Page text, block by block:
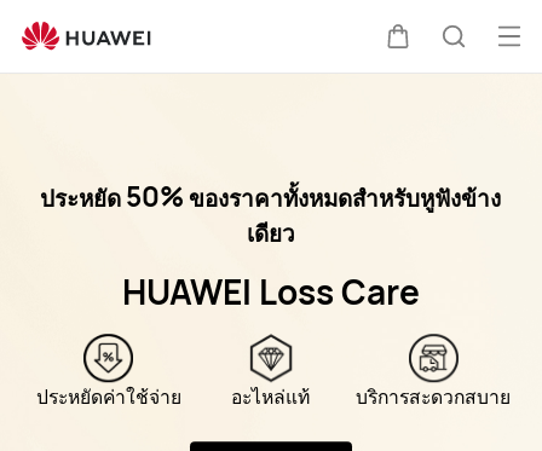
สนับสนุน
ค้นหาเปิด
ประหยัด50% ของราคาทั้งหมดสำหรับหูฟังข้าง
เดียว
HUAWEI Loss Care
ประหยัดค่าใช้จ่าย อะไหล่แท้ บริการสะดวกสบาย